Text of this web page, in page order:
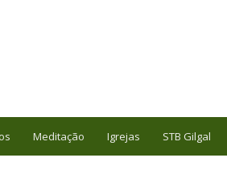
Meditação Igrejas STB Gilgal